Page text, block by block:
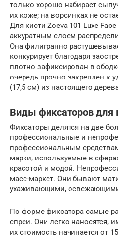
только хорошо набирает
их коже; на ворсинках не
Для кисти Zoeva 101 Luxe
аккуратным слоем
Она филигранно
конкурирует благодаря
плотно зафиксирован в
очередь прочно закреплен к
(17,5 см) из настоящего
Виды фиксаторов для
Фиксаторы делятся на две
профессиональные и
профессиональным
марки, используемые в
красотой и модой.
масс-маркет. Они бывают
ухаживающими,
По форме фиксатора самые
спреи. Они легко наносятся,
их стоимость начинается от